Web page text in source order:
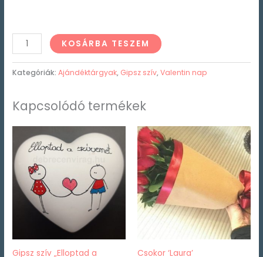
KOSÁRBA TESZEM
Kategóriák:Ajándéktárgyak, Gipsz szív,Valentin nap
Kapcsolódó termékek
Gipsz szív „Elloptad a
Csokor ‘Laura’